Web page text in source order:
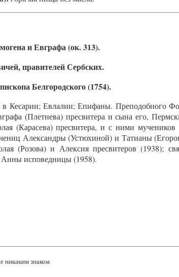
и Евграфа (ок. 313).
правителей Сербских.
Белгородского (1754).
Кесарии; Евлалии; Епифаны. Преподобного
(Плетнева) пресвитера и сына его,
(Карасева) пресвитера, и с ними
Александры (Устюхиной) и Татианы
(Розова) и Алексия пресвитеров (1938);
исповедницы (1958).
никаким знаком